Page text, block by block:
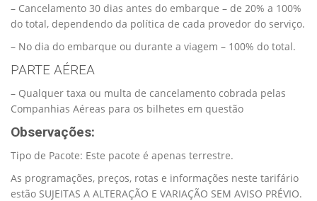
– Cancelamento 30 dias antes do embarque – de 20% a 100%
do total, dependendo da política de cada provedor do serviço.
– No dia do embarque ou durante a viagem – 100% do total.
PARTE AÉREA
– Qualquer taxa ou multa de cancelamento cobrada pelas
Companhias Aéreas para os bilhetes em questão
Observações:
Tipo de Pacote: Este pacote é apenas terrestre.
As programações, preços, rotas e informações neste tarifário
estão SUJEITAS A ALTERAÇÃO E VARIAÇÃO SEM AVISO PRÉVIO.